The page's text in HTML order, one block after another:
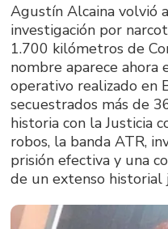
Agustín Alcaina volvió
investigación por
1.700 kilómetros de
nombre aparece
operativo realizado en
secuestrados más de
historia con la Justicia
robos, la banda ATR,
prisión efectiva y una
de un extenso historial